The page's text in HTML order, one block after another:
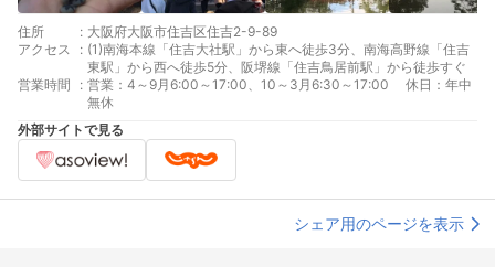
住所 : 大阪府大阪市住吉区住吉2-9-89
アクセス
: (1)南海本線「住吉大社駅」から東へ徒歩3分、南海高野線「住吉
東駅」から西へ徒歩5分、阪堺線「住吉鳥居前駅」から徒歩すぐ
営業時間
: 営業：4～9月6:00～17:00、10～3月6:30～17:00 休日：年中
無休
外部サイトで見る
シェア用のページを表示